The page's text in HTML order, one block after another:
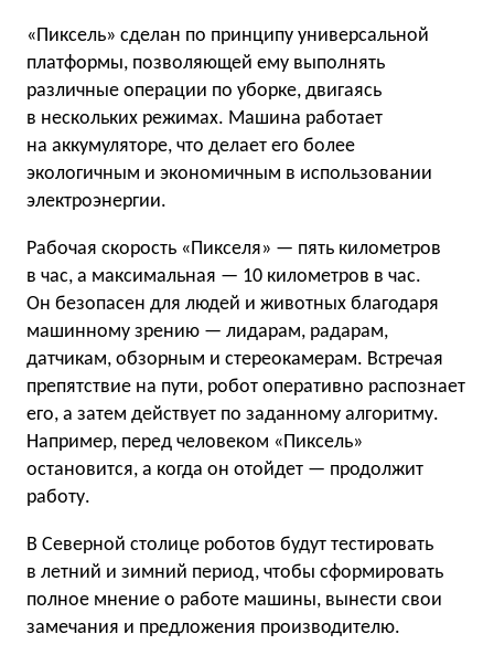
«Пиксель» сделан по принципу универсальной
платформы, позволяющей ему выполнять
различные операции по уборке, двигаясь
в нескольких режимах. Машина работает
на аккумуляторе, что делает его более
экологичным и экономичным в использовании
электроэнергии.
Рабочая скорость «Пикселя» — пять километров
в час, а максимальная — 10 километров в час.
Он безопасен для людей и животных благодаря
машинному зрению — лидарам, радарам,
датчикам, обзорным и стереокамерам. Встречая
препятствие на пути, робот оперативно распознает
его, а затем действует по заданному алгоритму.
Например, перед человеком «Пиксель»
остановится, а когда он отойдет — продолжит
работу.
В Северной столице роботов будут тестировать
в летний и зимний период, чтобы сформировать
полное мнение о работе машины, вынести свои
замечания и предложения производителю.